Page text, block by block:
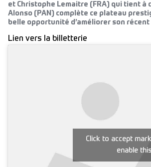
et Christophe Lemaitre (FRA) qui tient à
Alonso (PAN) complète ce plateau
belle opportunité d’améliorer son
Lien vers la billetterie
Click to accept
enable